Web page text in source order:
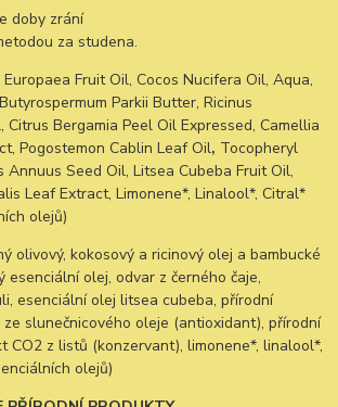
doby zrání
za studena.
Fruit Oil, Cocos Nucifera Oil, Aqua,
Parkii Butter, Ricinus
Citrus Bergamia Peel Oil Expressed, Camellia
Pogostemon Cablin Leaf Oil, Tocopheryl
Seed Oil, Litsea Cubeba Fruit Oil,
Leaf Extract, Limonene*, Linalool*, Citral*
olejů)
olivový, kokosový a ricinový olej a bambucké
esenciální olej, odvar z černého čaje,
esenciální olej litsea cubeba, přírodní
ze slunečnicového oleje (antioxidant), přírodní
CO2 z listů (konzervant), limonene*, linalool*,
olejů)